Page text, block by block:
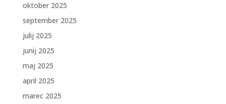
oktober 2025
september 2025
julij 2025
junij 2025
maj 2025
april 2025
marec 2025